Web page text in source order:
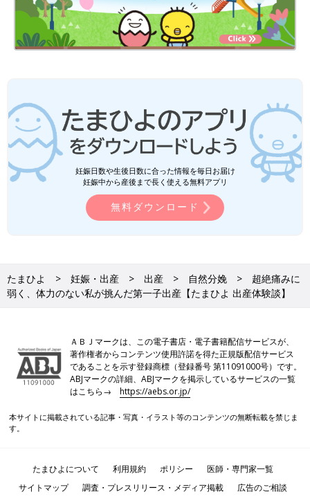
妊娠日数や生後日数に合った情報を毎日お届け
妊娠中から産後まで長く使える無料アプリ
無料ダウンロード
たまひよ 妊娠・出産 出産 自然分娩
超絶痛みに
弱く、体力のない私が挑んだ第一子出産【たまひよ 出産体験談】
ＡＢＪマークは、この電子書店・電子書籍配信サービスが、
著作権者からコンテンツ使用許諾を得た正規版配信サービス
であることを示す登録商標（登録番号 第11091000号）です。
ABJマークの詳細、ABJマークを掲示しているサービスの一覧
はこちら→https://aebs.or.jp/
本サイトに掲載されている記事・写真・イラスト等のコンテンツの無断転載を禁じま
す。
たまひよについて 利用規約 ポリシー
医師・専門家一覧
サイトマップ
調査・プレスリリース・メディア掲載
広告のご相談